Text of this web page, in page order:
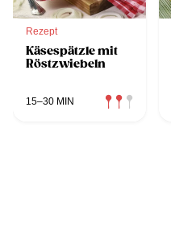
Rezept
Käsespätzle mit
Röstzwiebeln
15–30 MIN